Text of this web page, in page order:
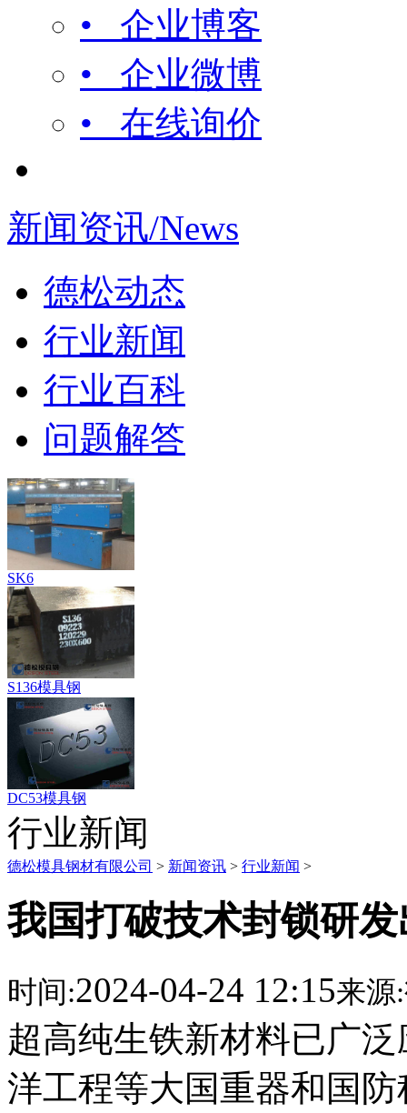
• 企业博客
• 企业微博
• 在线询价
新闻资讯/News
德松动态
行业新闻
行业百科
问题解答
SK6
S136模具钢
DC53模具钢
行业新闻
德松模具钢材有限公司 > 新闻资讯 > 行业新闻 >
我国打破技术封锁研
时间:2024-04-24 12:15来源:
超高纯生铁新材料已广
洋工程等大国重器和国